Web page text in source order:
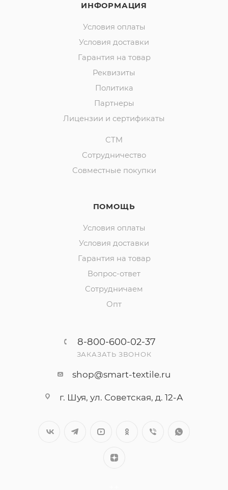
ИНФОРМАЦИЯ
Условия оплаты
Условия доставки
Гарантия на товар
Реквизиты
Политика
Партнеры
Лицензии и сертификаты
СТМ
Сотрудничество
Совместные покупки
ПОМОЩЬ
Условия оплаты
Условия доставки
Гарантия на товар
Вопрос-ответ
Сотрудничаем
Опт
8-800-600-02-37
ЗАКАЗАТЬ ЗВОНОК
shop@smart-textile.ru
г. Шуя, ул. Советская, д. 12-А